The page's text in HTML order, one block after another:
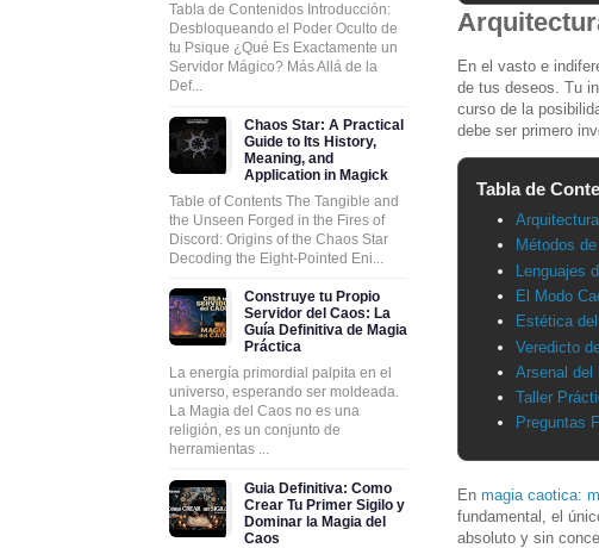
En el vasto e
de tus deseos. Tu
curso de la
debe ser primero
Tabla de
Métodos
Lenguajes
El Modo
Estética
Veredicto
Arsenal del
Taller
Preguntas
En magia caotica:
fundamental, el
absoluto y sin
Tabla de Contenidos Introducción:
Desbloqueando el Poder Oculto de
tu Psique ¿Qué Es Exactamente un
Servidor Mágico? Más Allá de la
Def...
Chaos Star: A Practical
Guide to Its History,
Meaning, and
Application in Magick
Table of Contents The Tangible and
the Unseen Forged in the Fires of
Discord: Origins of the Chaos Star
Decoding the Eight-Pointed Eni...
Construye tu Propio
Servidor del Caos: La
Guía Definitiva de Magia
Práctica
La energía primordial palpita en el
universo, esperando ser moldeada.
La Magia del Caos no es una
religión, es un conjunto de
herramientas ...
Guia Definitiva: Como
Crear Tu Primer Sigilo y
Dominar la Magia del
Caos